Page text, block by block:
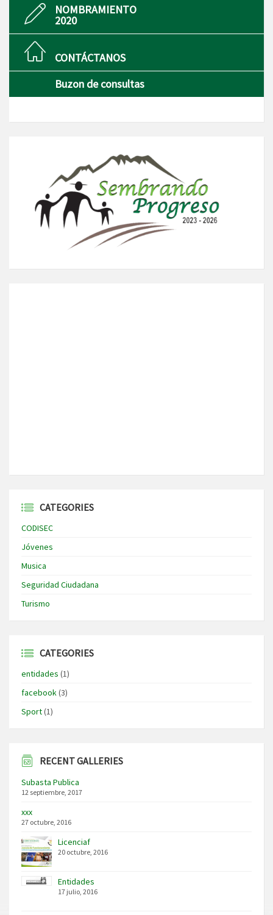
NOMBRAMIENTO
2020
CONTÁCTANOS
Buzon de consultas
CATEGORIES
CODISEC
Jóvenes
Musica
Seguridad Ciudadana
Turismo
CATEGORIES
entidades (1)
facebook(3)
Sport(1)
RECENT GALLERIES
Subasta Publica
12 septiembre, 2017
xxx
27 octubre, 2016
Licenciaf
20 octubre, 2016
Entidades
17 julio, 2016